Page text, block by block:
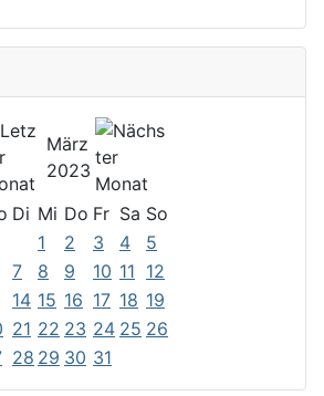
März
2023
Di Mi Do Fr Sa So
1
2 3 4
5
7 8 9 10 11 12
14 15 16 17 18 19
21 22 23 24 25 26
28 29 30 31